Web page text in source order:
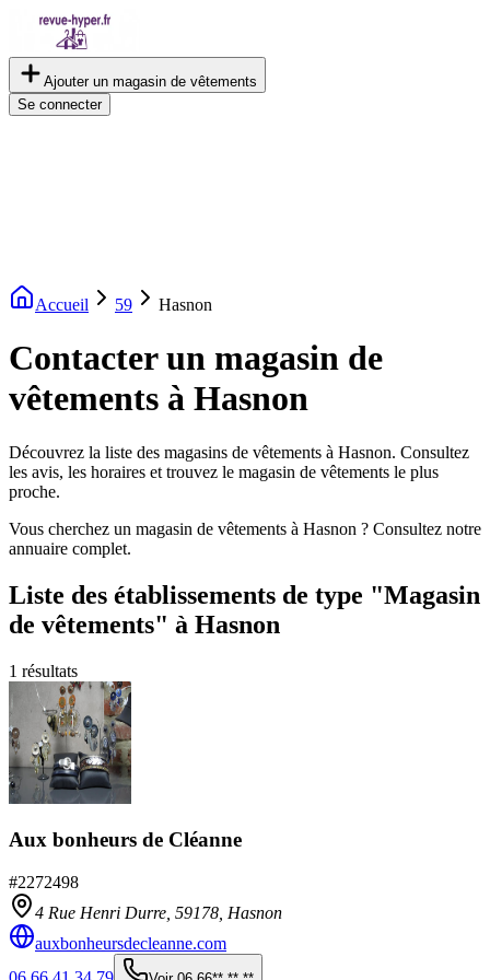
Ajouter un magasin de vêtements
Se connecter
Accueil 59 Hasnon
Contacter un magasin de
vêtements à Hasnon
Découvrez la liste des magasins de vêtements à Hasnon. Consultez
les avis, les horaires et trouvez le magasin de vêtements le plus
proche.
Vous cherchez un magasin de vêtements à Hasnon ? Consultez notre
annuaire complet.
Liste des établissements de type "Magasin
de vêtements" à Hasnon
1 résultats
Aux bonheurs de Cléanne
#2272498
4 Rue Henri Durre, 59178 Hasnon
auxbonheursdecleanne.com